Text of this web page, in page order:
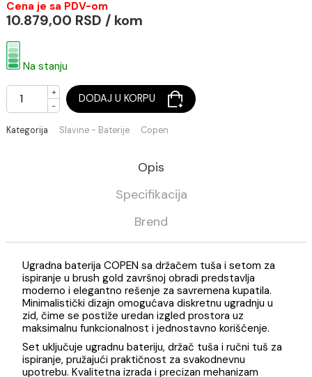
Set uključuje ugradnu bateriju, držač tuša i ručni tuš za
pružajući praktičnost za svakodnevnu upotrebu
Cena je sa PDV-om
10.879,00 RSD / kom
Slavine - Baterije Copen
Specifikacija
Brend
Ugradna baterija COPEN sa držačem tuša i setom za
ispiranje u brush gold završnoj obradi predstavlja
moderno i elegantno rešenje za savremena kupatila.